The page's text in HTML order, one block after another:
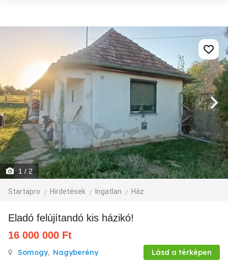
1 / 2
Startapro Hirdetések Ingatlan Ház
Eladó felújítandó kis házikó!
16 000 000 Ft
Somogy, Nagyberény Lásd a térképen